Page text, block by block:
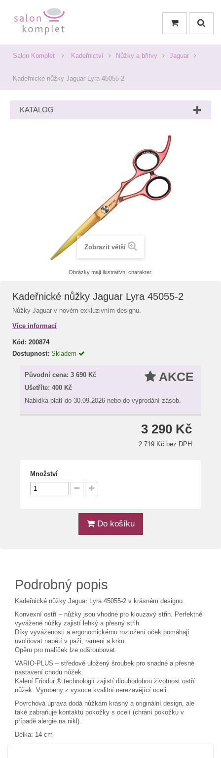
Salon Komplet Kadeřnictví Nůžky a břitvy Jaguar
Kadeřnické nůžky Jaguar Lyra 45055-2
KATALOG
Zobrazit větší
Obrázky mají ilustrativní charakter.
Kadeřnické nůžky Jaguar Lyra 45055-2
Nůžky Jaguar v novém exkluzivním designu.
Více informací
Kód: 200874
Dostupnost: Skladem
AKCE
Původní cena: 3 690 Kč
Ušetříte: 400 Kč
Nabídka platí do 30.09.2026 nebo do vyprodání zásob.
3 290 Kč
2 719 Kč bez DPH
Množství
Do košíku
Podrobný popis
Kadeřnické nůžky Jaguar Lyra 45055-2 v krásném designu.
Konvexní ostří – nůžky jsou vhodné pro klouzavý střih. Perfektně
vyvážené nůžky zajistí lehký a přesný střih.
Díky vyváženosti a ergonomickému rozložení oček pomáhají
uvolňovat napětí v paži, rameni a krku.
Opěru pro malíček lze odšroubovat.
VARIO-PLUS – středově uložený šroubek pro snadné a přesné
nastavení chodu nůžek.
Kalení Friodur ® technologií zajistí dlouhodobou životnost ostří
nůžek. Vyrobeny z vysoce kvalitní nerezavějící oceli.
Povrchová úprava dodá nůžkám krásný a originální design, ale
také zabraňuje kontaktu pokožky s ocelí (chrání pokožku v
případě alergie na nikl).
Délka: 14 cm